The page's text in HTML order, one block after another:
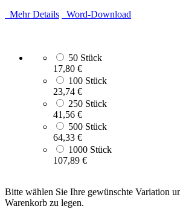
Mehr Details
Word-Download
50 Stück
17,80 €
100 Stück
23,74 €
250 Stück
41,56 €
500 Stück
64,33 €
1000 Stück
107,89 €
Bitte wählen Sie Ihre gewünschte Variation
Warenkorb zu legen.